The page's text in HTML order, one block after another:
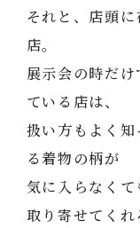
それと、店頭
店。
展示会の時だ
ている店は、
扱い方もよく
る着物の柄が
気に入らなく
取り寄せてくれ